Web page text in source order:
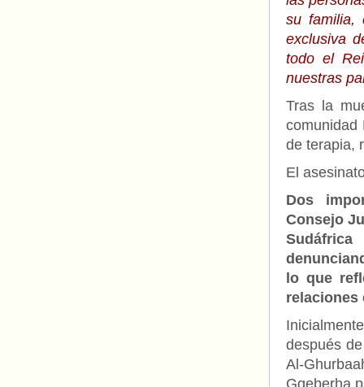
su familia,
exclusiva
todo el
nuestras
Tras la
comunidad
de terapia,
El
Dos
Consejo
lo que
relaciones
después
Al-
Gqeberha